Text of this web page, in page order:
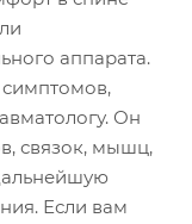
аппарата.
симптомов,
Он
связок, мышц,
Если вам